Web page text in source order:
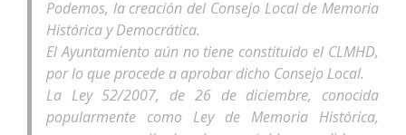
Podemos, la creación del Consejo Local de Memoria
Histórica y Democrática.
El Ayuntamiento aún no tiene constituido el CLMHD,
por lo que procede a aprobar dicho Consejo Local.
La Ley 52/2007, de 26 de diciembre, conocida
popularmente como Ley de Memoria Histórica,